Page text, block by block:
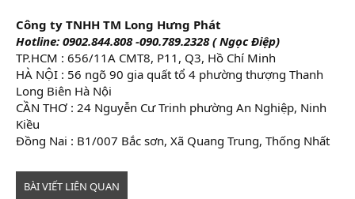
Công ty TNHH TM Long Hưng Phát
Hotline: 0902.844.808 -090.789.2328 ( Ngọc Điệp)
TP.HCM : 656/11A CMT8, P11, Q3, Hồ Chí Minh
HÀ NỘI : 56 ngõ 90 gia quất tổ 4 phường thượng Thanh
Long Biên Hà Nội
CẦN THƠ : 24 Nguyễn Cư Trinh phường An Nghiệp, Ninh
Kiều
Đồng Nai : B1/007 Bắc sơn, Xã Quang Trung, Thống Nhất
BÀI VIẾT LIÊN QUAN